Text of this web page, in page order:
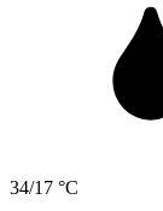
34/17 °C